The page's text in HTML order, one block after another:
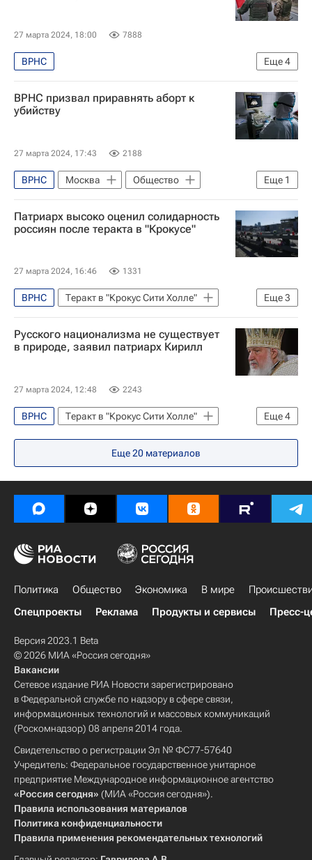
27 марта 2024, 18:00 7888
Еще4
ВРНС
Специальная военная операция на Украине
Россия
Украина Москва
ВРНС призвал приравнять аборт к
убийству
27 марта 2024, 17:43 2188
Еще 1
ВРНС Москва
Общество
Здоровье - Общество
Патриарх высоко оценил солидарность
россиян после теракта в "Крокусе"
27 марта 2024, 16:46 1331
Еще3
ВРНС
Теракт в "Крокус Сити Холле"
Общество
Крокус Сити Холл
Патриарх Кирилл (Владимир Гундяев)
Русского национализма не существует
в природе, заявил патриарх Кирилл
27 марта 2024, 12:48 2243
Еще4
ВРНС
Теракт в "Крокус Сити Холле"
Россия
Общество
Патриарх Кирилл (Владимир Гундяев)
Крокус Сити Холл
Еще20 материалов
Политика Общество Экономика В мире
Спецпроекты
Реклама Продукты и сервисы Пресс-
Версия 2023.1 Beta
© 2026 МИА «Россия сегодня»
Вакансии
Сетевое издание РИА Новости зарегистрировано
в Федеральной службе по надзору в сфере связи,
информационных технологий и массовых коммуникаций
(Роскомнадзор) 08 апреля 2014 года.
Свидетельство о регистрации Эл № ФС77-57640
Учредитель: Федеральное государственное унитарное
предприятие Международное информационное агентство
«Россия сегодня» (МИА «Россия сегодня»).
Правила использования материалов
Политика конфиденциальности
Правила применения рекомендательных технологий